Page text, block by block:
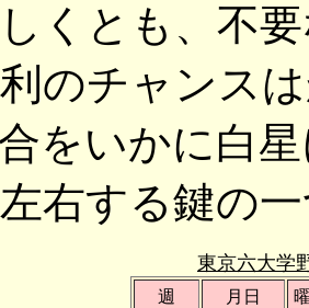
くとも、不
のチャンス
をいかに白
右する鍵の
東京六大学
週 月日